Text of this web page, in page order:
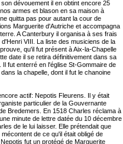
dévouement il en obtint encore 25
armes et blason en sa maison à
quitta pas pour autant la cour de
Marguerite d'Autriche et accompagna
A Canterbury il organisa à ses frais
VIII. La liste des musiciens de la
qu'il fut présent à Aix-la-Chapelle
date il se retira définitivement dans sa
fut enterré en l'église St-Gommaire de
la chapelle, dont il fut le chanoine
actif: Nepotis Fleurens. Il y était
particulier de la Gouvernante
Bredemers. En 1518 Charles réclama à
minute de lettre datée du 10 décembre
de le lui laisser. Elle prétendait que
de ce qu'il était obligé de
fut un protégé de Marguerite